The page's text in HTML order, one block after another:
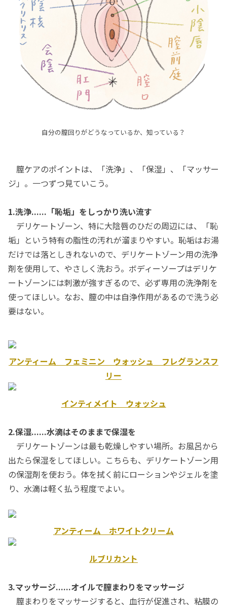
自分の膣回りがどうなっているか、知っている？
膣ケアのポイントは、「洗浄」、「保湿」、「マッサー
ジ」。一つずつ見ていこう。
1.洗浄......「恥垢」をしっかり洗い流す
デリケートゾーン、特に大陰唇のひだの周辺には、「恥
垢」という特有の脂性の汚れが溜まりやすい。恥垢はお湯
だけでは落としきれないので、デリケートゾーン用の洗浄
剤を使用して、やさしく洗おう。ボディーソープはデリケ
ートゾーンには刺激が強すぎるので、必ず専用の洗浄剤を
使ってほしい。なお、膣の中は自浄作用があるので洗う必
要はない。
アンティーム フェミニン ウォッシュ フレグランスフ
リー
インティメイト ウォッシュ
2.保湿......水滴はそのままで保湿を
デリケートゾーンは最も乾燥しやすい場所。お風呂から
出たら保湿をしてほしい。こちらも、デリケートゾーン用
の保湿剤を使おう。体を拭く前にローションやジェルを塗
り、水滴は軽く払う程度でよい。
アンティーム ホワイトクリーム
ルブリカント
3.マッサージ......オイルで膣まわりをマッサージ
膣まわりをマッサージすると、血行が促進され、粘膜の